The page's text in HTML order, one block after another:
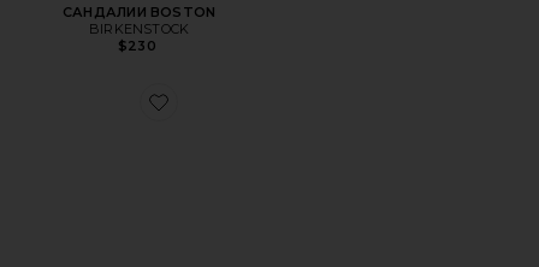
САНДАЛИИ BOSTON
BIRKENSTOCK
$230
Favorite СЛАЙДЫ ARIZONA